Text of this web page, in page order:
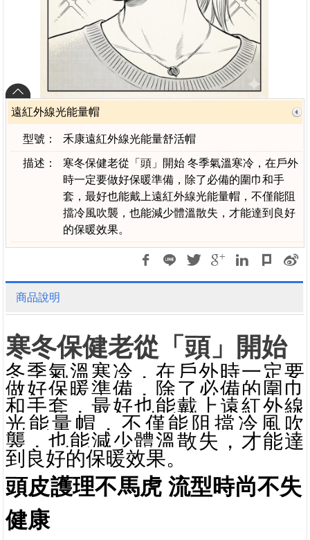
遠紅外線光能量帽
型號： 禾康遠紅外線光能量舒活帽
描述： 寒冬保健老從「頭」開始 冬季氣溫寒冷，在戶外
時一定要做好保暖準備，除了必備的圍巾和手
套，最好也能戴上遠紅外線光能量帽，不僅能阻
擋冷風吹襲，也能減少體溫散失，才能達到良好
的保暖效果。
寒冬保健老從「頭」開始
冬季氣溫寒冷，在戶外時一定要
做好保暖準備，除了必備的圍巾
和手套，最好也能戴上遠紅外線
光能量帽，不僅能阻擋冷風吹
襲，也能減少體溫散失，才能達
到良好的保暖效果。
頭皮護理不馬虎 流型時尚不失
健康
禾康遠紅外線光波能量帽幫助
現代人減少頭部風寒的威